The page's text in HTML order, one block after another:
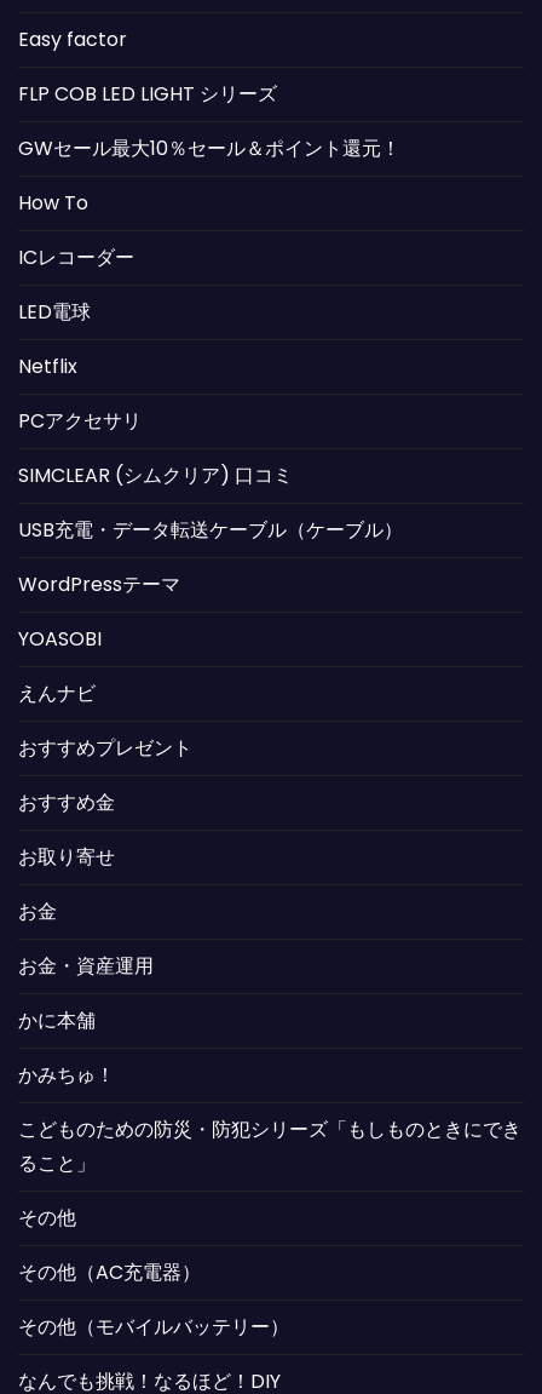
Easy factor
FLP COB LED LIGHT シリーズ
GWセール最大10％セール＆ポイント還元！
How To
ICレコーダー
LED電球
Netflix
PCアクセサリ
SIMCLEAR (シムクリア) 口コミ
USB充電・データ転送ケーブル（ケーブル）
WordPressテーマ
YOASOBI
えんナビ
おすすめプレゼント
おすすめ金
お取り寄せ
お金
お金・資産運用
かに本舗
かみちゅ！
こどものための防災・防犯シリーズ「もしものときにでき
ること」
その他
その他（AC充電器）
その他（モバイルバッテリー）
なんでも挑戦！なるほど！DIY